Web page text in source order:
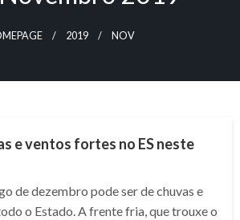
2019 NOV
e ventos fortes no ES neste
de dezembro pode ser de chuvas e
o Estado. A frente fria, que trouxe o